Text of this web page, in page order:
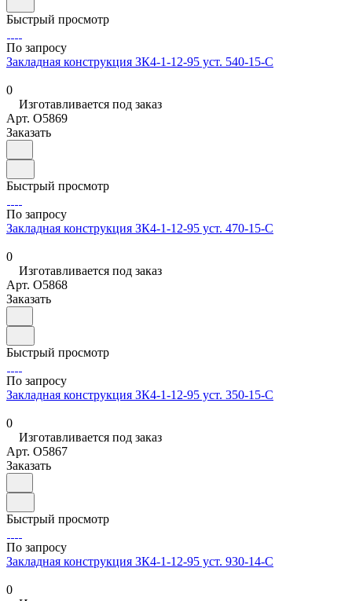
Быстрый просмотр
По запросу
Закладная конструкция ЗК4-1-12-95 уст. 540-15-С
0
Изготавливается под заказ
Арт. O5869
Заказать
Быстрый просмотр
По запросу
Закладная конструкция ЗК4-1-12-95 уст. 470-15-С
0
Изготавливается под заказ
Арт. O5868
Заказать
Быстрый просмотр
По запросу
Закладная конструкция ЗК4-1-12-95 уст. 350-15-С
0
Изготавливается под заказ
Арт. O5867
Заказать
Быстрый просмотр
По запросу
Закладная конструкция ЗК4-1-12-95 уст. 930-14-С
0